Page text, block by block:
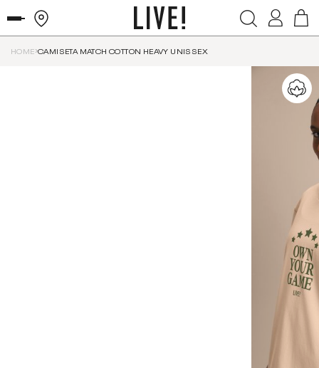
HOME CAMISETA MATCH COTTON HEAVY UNISSEX